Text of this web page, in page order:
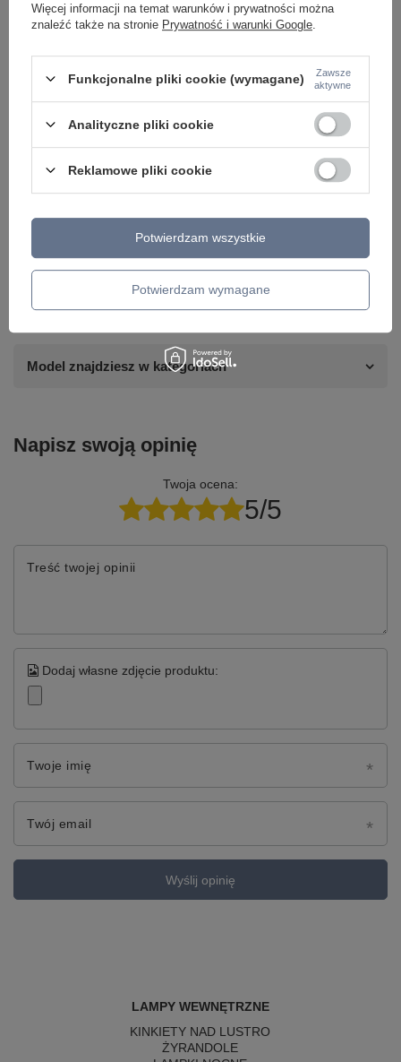
Potrzebujesz pomocy? Masz pytania lub
chcesz lepszą cenę?
Napisz do nas - doradzimy, odpowiemy
szybko i przygotujemy indywidualną ofertę
dopasowaną do Ciebie..
Napisz do nas
Model znajdziesz w kategoriach
Napisz swoją opinię
Twoja ocena:
5/5
Treść twojej opinii
Dodaj własne zdjęcie produktu:
Twoje imię
Twój email
Wyślij opinię
LAMPY WEWNĘTRZNE
KINKIETY NAD LUSTRO
ŻYRANDOLE
Więcej informacji na temat warunków i prywatności można
znaleźć także na stronie Prywatność i warunki Google
Funkcjonalne pliki cookie (wymagane)
Zawsze
aktywne
Analityczne pliki cookie
Reklamowe pliki cookie
Potwierdzam wymagane
Potwierdzam wszystkie